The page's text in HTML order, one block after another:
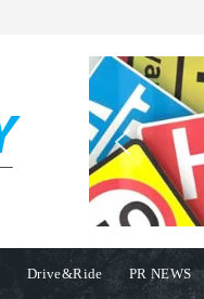
Drive&Ride PR NEWS